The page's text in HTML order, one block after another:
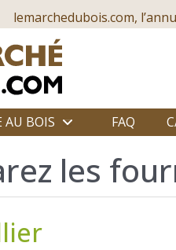
lemarchedubois.com,
AU BOIS FAQ
les